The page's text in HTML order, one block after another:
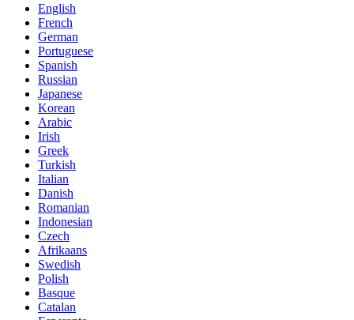
English
French
German
Portuguese
Spanish
Russian
Japanese
Korean
Arabic
Irish
Greek
Turkish
Italian
Danish
Romanian
Indonesian
Czech
Afrikaans
Swedish
Polish
Basque
Catalan